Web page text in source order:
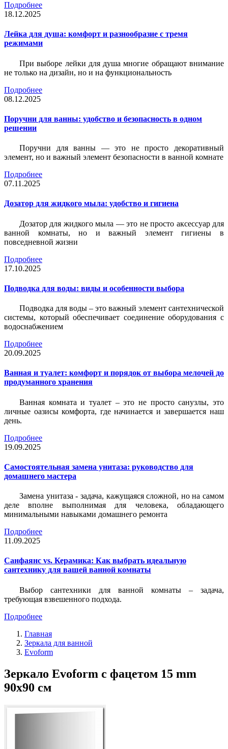
Подробнее
18.12.2025
Лейка для душа: комфорт и разнообразие с тремя
режимами
При выборе лейки для душа многие обращают внимание
не только на дизайн, но и на функциональность
Подробнее
08.12.2025
Поручни для ванны: удобство и безопасность в одном
решении
Поручни для ванны — это не просто декоративный
элемент, но и важный элемент безопасности в ванной комнате
Подробнее
07.11.2025
Дозатор для жидкого мыла: удобство и гигиена
Дозатор для жидкого мыла — это не просто аксессуар для
ванной комнаты, но и важный элемент гигиены в
повседневной жизни
Подробнее
17.10.2025
Подводка для воды: виды и особенности выбора
Подводка для воды – это важный элемент сантехнической
системы, который обеспечивает соединение оборудования с
водоснабжением
Подробнее
20.09.2025
Ванная и туалет: комфорт и порядок от выбора мелочей до
продуманного хранения
Ванная комната и туалет – это не просто санузлы, это
личные оазисы комфорта, где начинается и завершается наш
день.
Подробнее
19.09.2025
Самостоятельная замена унитаза: руководство для
домашнего мастера
Замена унитаза - задача, кажущаяся сложной, но на самом
деле вполне выполнимая для человека, обладающего
минимальными навыками домашнего ремонта
Подробнее
11.09.2025
Санфаянс vs. Керамика: Как выбрать идеальную
сантехнику для вашей ванной комнаты
Выбор сантехники для ванной комнаты – задача,
требующая взвешенного подхода.
Подробнее
Главная
Зеркала для ванной
Evoform
Зеркало Evoform с фацетом 15 mm
90х90 см